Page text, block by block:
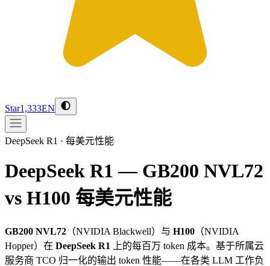
Star1,333EN
DeepSeek R1 · 每美元性能
DeepSeek R1 — GB200 NVL72
vs H100 每美元性能
GB200 NVL72 （NVIDIA Blackwell）与 H100 （NVIDIA
Hopper）在 DeepSeek R1
上的每百万 token 成本。基于所属云
服务商 TCO 归一化的输出 token 性能——在各类 LLM 工作负